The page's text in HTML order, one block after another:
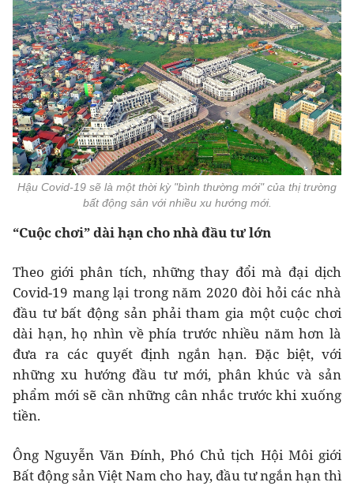
Hậu Covid-19 sẽ là một thời kỳ "bình thường mới" của thị trường
bất động sản với nhiều xu hướng mới.
“Cuộc chơi” dài hạn cho nhà đầu tư lớn
Theo giới phân tích, những thay đổi mà đại dịch
Covid-19 mang lại trong năm 2020 đòi hỏi các nhà
đầu tư bất động sản phải tham gia một cuộc chơi
dài hạn, họ nhìn về phía trước nhiều năm hơn là
đưa ra các quyết định ngắn hạn. Đặc biệt, với
những xu hướng đầu tư mới, phân khúc và sản
phẩm mới sẽ cần những cân nhắc trước khi xuống
tiền.
Ông Nguyễn Văn Đính, Phó Chủ tịch Hội Môi giới
Bất động sản Việt Nam cho hay, đầu tư ngắn hạn thì